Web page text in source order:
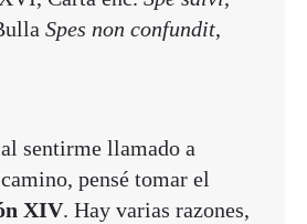
Spes non confundit,
sentirme llamado a
pensé tomar el
XIV. Hay varias razones,